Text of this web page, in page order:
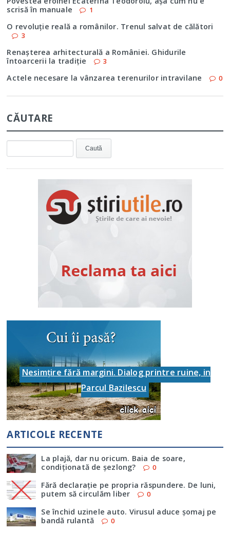
scrisă în manuale
1
O revoluţie reală a românilor. Trenul salvat de călători
3
Renaşterea arhitecturală a României. Ghidurile
întoarcerii la tradiţie
3
Actele necesare la vânzarea terenurilor intravilane 0
CĂUTARE
Nesimţire fără margini. Dialog printre ruine, in
Parcul Bazilescu
ARTICOLE RECENTE
La plajă, dar nu oricum. Baia de soare,
condiţionată de şezlong?
0
Fără declaraţie pe propria răspundere. De luni,
putem să circulăm liber
0
Se închid uzinele auto. Virusul aduce şomaj pe
bandă rulantă
0